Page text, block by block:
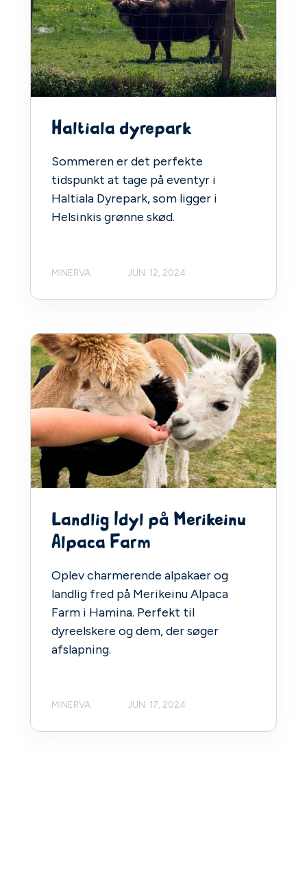
Haltiala dyrepark
Sommeren er det perfekte
tidspunkt at tage på eventyr i
Haltiala Dyrepark, som ligger i
Helsinkis grønne skød.
MINERVA JUN. 12, 2024
Landlig Idyl på Merikeinu
Alpaca Farm
Oplev charmerende alpakaer og
landlig fred på Merikeinu Alpaca
Farm i Hamina. Perfekt til
dyreelskere og dem, der søger
afslapning.
MINERVA JUN. 17, 2024